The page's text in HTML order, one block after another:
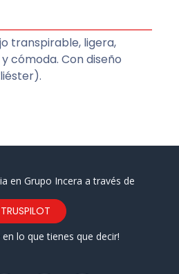
transpirable, ligera,
cómoda. Con diseño
en Grupo Incera a través de
TRUSPILOT
lo que tienes que decir!